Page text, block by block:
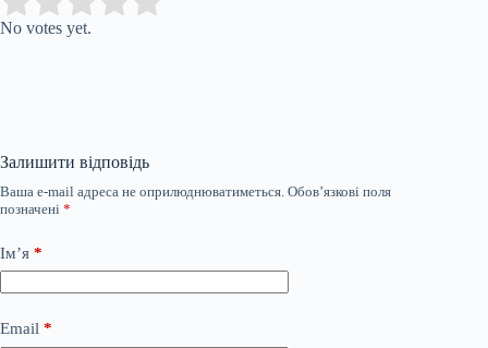
No votes yet.
Залишити відповідь
Ваша e-mail адреса не оприлюднюватиметься. Обов’язкові поля
позначені *
Ім’я *
Email *